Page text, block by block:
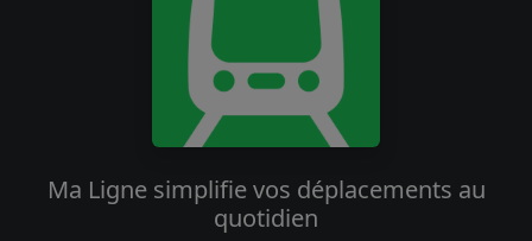
Ma Ligne simplifie vos déplacements au
quotidien